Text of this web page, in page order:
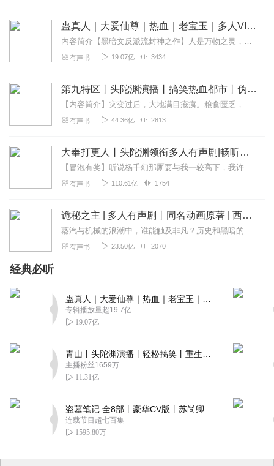
蛊真人｜大爱仙尊｜热血｜老宝玉｜多人VIP免费有声剧
内容简介【黑暗文反派流封神之作】人是万物之灵，蛊是天地真精。一个穿越者不断重生的故事。一个养蛊、炼蛊、用蛊的奇特世界。配音组（男角色）老宝玉旁白...
有声书 19.07亿 3434
第九特区丨头陀渊演播丨搞笑热血都市丨伪戒丨VIP免费多人有声剧
【内容简介】灾变过后，大地满目疮痍。粮食匮乏，资源紧俏，局势混乱……一位从待规划区杀出来的青年，背对着漫天黄沙，孤身来到九区谋生，却不曾想偶然结识三五好友，一念...
有声书 44.36亿 2813
大奉打更人丨头陀渊领衔多人有声剧|畅听全集|王鹤棣、田曦薇主演影视剧原著|卖报小郎君
【冒泡有奖】听说杨千幻那厮要与我一较高下，我许七安要开始装叉了！快进入声音播放页戳下方输入框，冒个泡偷偷告诉我，我要用哪些诗词才能胜过他？说得好的，有赏！202...
有声书 110.61亿 1754
诡秘之主 | 多人有声剧丨同名动画原著 | 西幻克苏鲁 | 乌贼作品
蒸汽与机械的浪潮中，谁能触及非凡？历史和黑暗的迷雾里，又是谁在耳语？我从诡秘中醒来，睁眼看见这个世界：枪械，大炮，巨舰，飞空艇，差分机；魔药，占卜，诅咒，倒吊人...
有声书 23.50亿 2070
经典必听
专辑播放量超19.7亿
19.07亿
主播粉丝1659万
11.31亿
连载节目超七百集
1595.80万